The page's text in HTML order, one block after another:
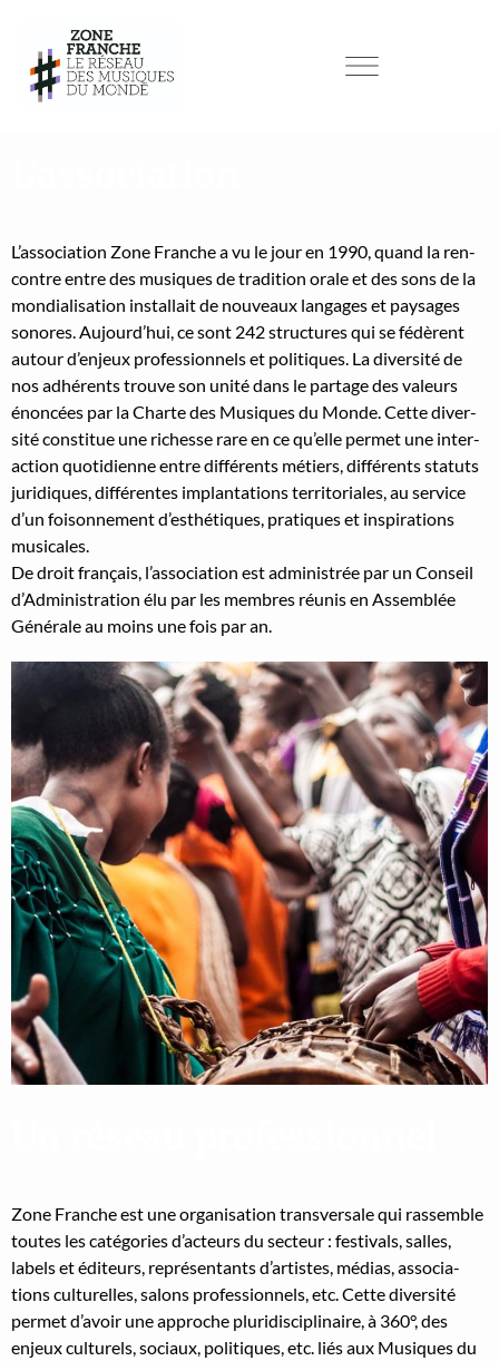
L’association Zone Franche a vu le jour en 1990, quand la ren­
con­tre entre des musiques de tra­di­tion orale et des sons de la
mon­di­al­i­sa­tion instal­lait de nou­veaux lan­gages et paysages
sonores. Aujourd’hui, ce sont 242 struc­tures qui se fédèrent
autour d’enjeux pro­fes­sion­nels et poli­tiques. La diver­sité de
nos adhérents trou­ve son unité dans le partage des valeurs
énon­cées par la Charte des Musiques du Monde. Cette diver­
sité con­stitue une richesse rare en ce qu’elle per­met une inter­
ac­tion quo­ti­di­enne entre dif­férents métiers, dif­férents statuts
juridiques, dif­férentes implan­ta­tions ter­ri­to­ri­ales, au ser­vice
d’un foi­son­nement d’esthé­tiques, pra­tiques et inspi­ra­tions
musi­cales.
De droit français, l’association est admin­istrée par un Con­seil
d’Administration élu par les mem­bres réu­nis en Assem­blée
Générale au moins une fois par an.
Zone Franche est une organ­i­sa­tion trans­ver­sale qui rassem­ble
toutes les caté­gories d’acteurs du secteur : fes­ti­vals, salles,
labels et édi­teurs, représen­tants d’artistes, médias, asso­ci­a­
tions cul­turelles, salons pro­fes­sion­nels, etc. Cette diver­sité
per­met d’avoir une approche pluridis­ci­plinaire, à 360°, des
enjeux cul­turels, soci­aux, poli­tiques, etc. liés aux Musiques du